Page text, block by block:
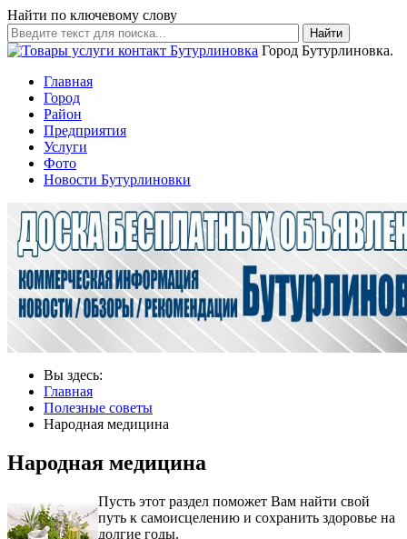
Найти по ключевому слову
Найти
Город Бутурлиновка.
Главная
Город
Район
Предприятия
Услуги
Фото
Новости Бутурлиновки
Вы здесь:
Главная
Полезные советы
Народная медицина
Народная медицина
Пусть этот раздел поможет Вам найти свой
путь к самоисцелению и сохранить здоровье на
долгие годы.